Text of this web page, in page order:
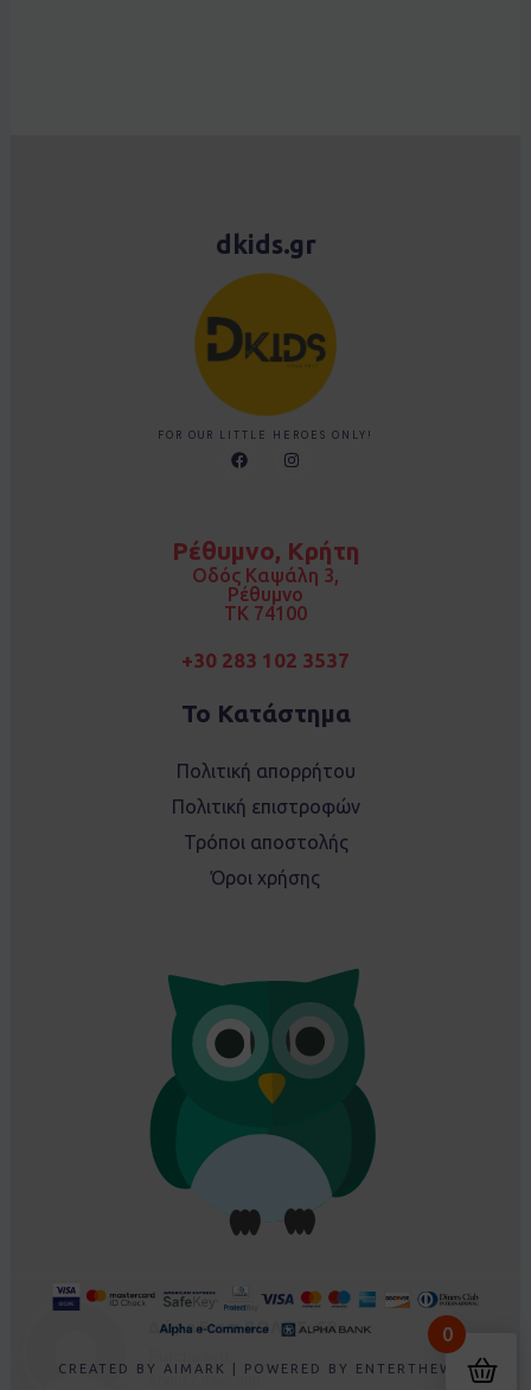
dkids.gr
FOR OUR LITTLE HEROES ONLY!
F
a
o
k
I
n
r
a
m
Ρέθυμνο, Κρήτη
Οδός Καψάλη 3,
Ρέθυμνο
TK 74100
+30 283 102 3537
Το Κατάστημα
Πολιτική απορρήτου
Πολιτική επιστροφών
Τρόποι αποστολής
Όροι χρήσης
CREATED BY AIMARK | POWERED BY ENTERTHEWEB
Δώρα From ΒΟΛΟΣ, GR
Purchased
Σετ EBITA 266238 φούξια - 5 ετών 0